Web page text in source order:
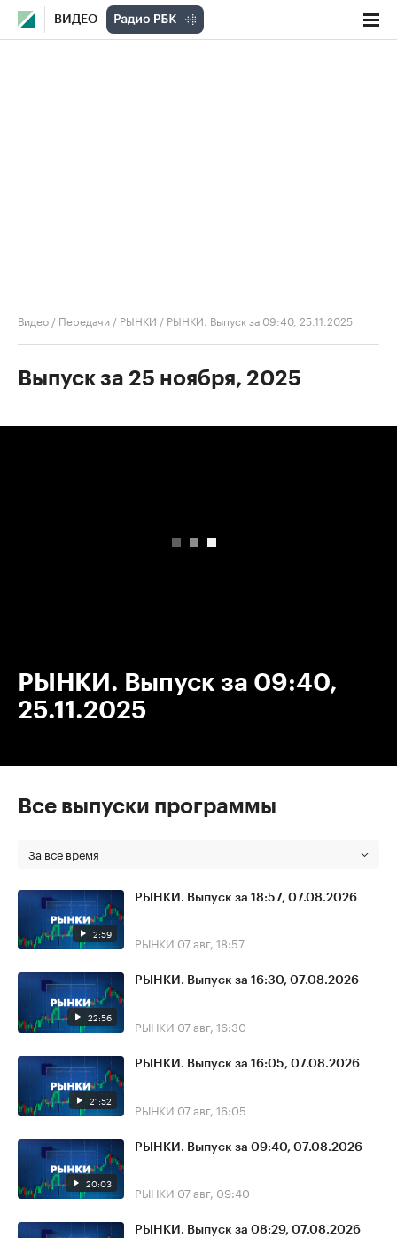
ВИДЕО
Видео / Передачи / РЫНКИ / РЫНКИ. Выпуск за 09:40, 25.11.2025
Выпуск за 25 ноября, 2025
РЫНКИ. Выпуск за 09:40,
25.11.2025
Все выпуски программы
За все время
2:59
РЫНКИ. Выпуск за 18:57, 07.08.2026
РЫНКИ 07 авг, 18:57
22:56
РЫНКИ. Выпуск за 16:30, 07.08.2026
РЫНКИ 07 авг, 16:30
21:52
РЫНКИ. Выпуск за 16:05, 07.08.2026
РЫНКИ 07 авг, 16:05
20:03
РЫНКИ. Выпуск за 09:40, 07.08.2026
РЫНКИ 07 авг, 09:40
РЫНКИ. Выпуск за 08:29, 07.08.2026